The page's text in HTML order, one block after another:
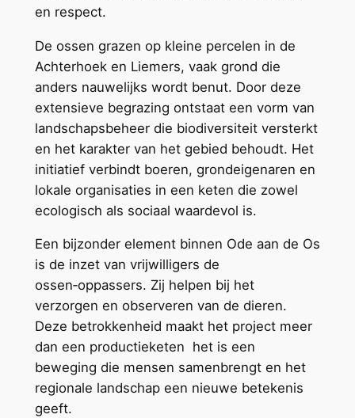
en respect.
De ossen grazen op kleine percelen in de
Achterhoek en Liemers, vaak grond die
anders nauwelijks wordt benut. Door deze
extensieve begrazing ontstaat een vorm van
landschapsbeheer die biodiversiteit versterkt
en het karakter van het gebied behoudt. Het
initiatief verbindt boeren, grondeigenaren en
lokale organisaties in een keten die zowel
ecologisch als sociaal waardevol is.
Een bijzonder element binnen Ode aan de Os
is de inzet van vrijwilligers de
ossen‑oppassers. Zij helpen bij het
verzorgen en observeren van de dieren.
Deze betrokkenheid maakt het project meer
dan een productieketen het is een
beweging die mensen samenbrengt en het
regionale landschap een nieuwe betekenis
geeft.